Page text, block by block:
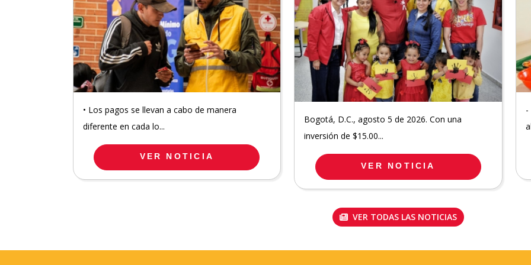
• Los pagos se llevan a cabo de manera
diferente en cada lo...
VER NOTICIA
Bogotá, D.C., agosto 5 de 2026. Con una
inversión de $15.00...
VER NOTICIA
-
VER TODAS LAS NOTICIAS